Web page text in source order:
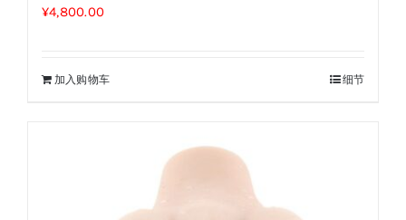
¥4,800.00
加入购物车 细节